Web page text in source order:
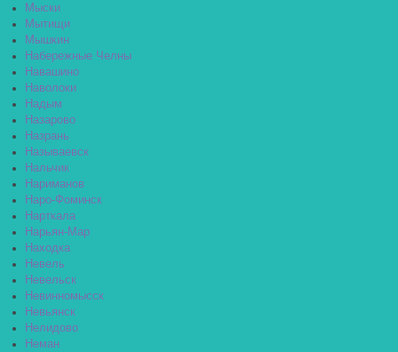
Мыски
Мытищи
Мышкин
Набережные Челны
Навашино
Наволоки
Надым
Назарово
Назрань
Называевск
Нальчик
Нариманов
Наро-Фоминск
Нарткала
Нарьян-Мар
Находка
Невель
Невельск
Невинномысск
Невьянск
Нелидово
Неман